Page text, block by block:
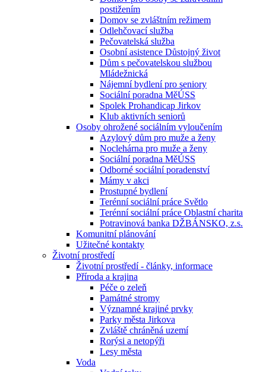
postižením
Domov se zvláštním režimem
Odlehčovací služba
Pečovatelská služba
Osobní asistence Důstojný život
Dům s pečovatelskou službou
Mládežnická
Nájemní bydlení pro seniory
Sociální poradna MěÚSS
Spolek Prohandicap Jirkov
Klub aktivních seniorů
Osoby ohrožené sociálním vyloučením
Azylový dům pro muže a ženy
Noclehárna pro muže a ženy
Sociální poradna MěÚSS
Odborné sociální poradenství
Mámy v akci
Prostupné bydlení
Terénní sociální práce Světlo
Terénní sociální práce Oblastní charita
Potravinová banka DŽBÁNSKO, z.s.
Komunitní plánování
Užitečné kontakty
Životní prostředí
Životní prostředí - články, informace
Příroda a krajina
Péče o zeleň
Památné stromy
Významné krajiné prvky
Parky města Jirkova
Zvláště chráněná uzemí
Rorýsi a netopýři
Lesy města
Voda